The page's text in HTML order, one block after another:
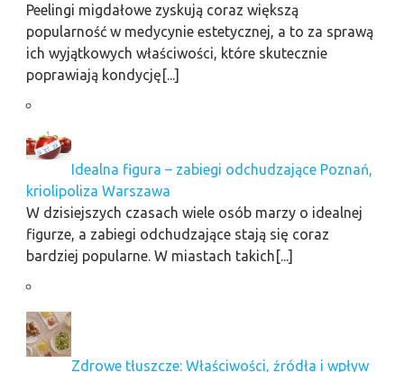
Peelingi migdałowe zyskują coraz większą
popularność w medycynie estetycznej, a to za sprawą
ich wyjątkowych właściwości, które skutecznie
poprawiają kondycję[...]
Idealna figura – zabiegi odchudzające Poznań,
kriolipoliza Warszawa
W dzisiejszych czasach wiele osób marzy o idealnej
figurze, a zabiegi odchudzające stają się coraz
bardziej popularne. W miastach takich[...]
Zdrowe tłuszcze: Właściwości, źródła i wpływ